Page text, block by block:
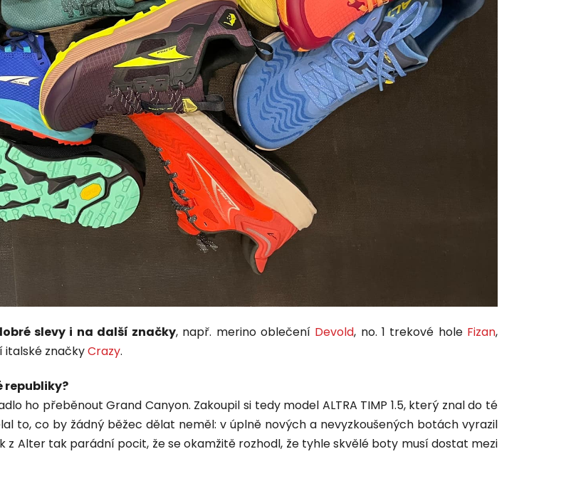
slevy i na další značky, např. merino oblečení Devold, no. 1 trekové hole Fizan,
italské značkyCrazy.
republiky?
ho přeběnout Grand Canyon. Zakoupil si tedy model ALTRA TIMP 1.5, který znal do té
to, co by žádný běžec dělat neměl: v úplně nových a nevyzkoušených botách vyrazil
z Alter tak parádní pocit, že se okamžitě rozhodl, že tyhle skvělé boty musí dostat mezi